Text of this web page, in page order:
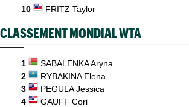
10
FRITZ Taylor
CLASSEMENT MONDIAL WTA
1 SABALENKA Aryna
2
RYBAKINA Elena
3
PEGULA Jessica
4
GAUFF Cori